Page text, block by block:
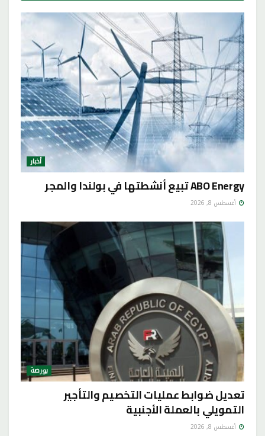
أخبار
ABO Energy تبيع أنشطتها في بولندا والمجر
أغسطس 8, 2026
بورصة
تعديل ضوابط عمليات التخصيم والتأجير
التمويلي بالعملة الأجنبية
أغسطس 8, 2026